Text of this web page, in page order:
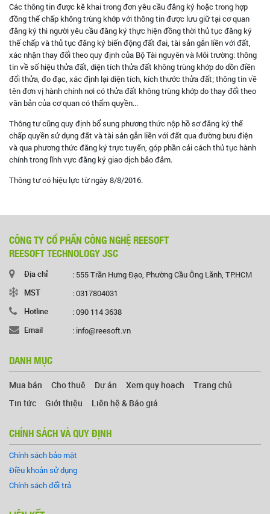
Các thông tin được kê khai trong đơn yêu cầu đăng ký hoặc trong hợp
đồng thế chấp không trùng khớp với thông tin được lưu giữ tại cơ quan
đăng ký thì người yêu cầu đăng ký thực hiện đồng thời thủ tục đăng ký
thế chấp và thủ tục đăng ký biến động đất đai, tài sản gắn liền với đất,
xác nhận thay đổi theo quy định của Bộ Tài nguyên và Môi trường: thông
tin về số hiệu thửa đất, diện tích thửa đất không trùng khớp do dồn điền
đổi thửa, đo đạc, xác định lại diện tích, kích thước thửa đất; thông tin về
tên đơn vị hành chính nơi có thửa đất không trùng khớp do thay đổi theo
văn bản của cơ quan có thẩm quyền...
Thông tư cũng quy định bổ sung phương thức nộp hồ sơ đăng ký thế
chấp quyền sử dụng đất và tài sản gắn liền với đất qua đường bưu điện
và qua phương thức đăng ký trực tuyến, góp phần cải cách thủ tục hành
chính trong lĩnh vực đăng ký giao dịch bảo đảm.
Thông tư có hiệu lực từ ngày 8/8/2016.
CÔNG TY CỔ PHẦN CÔNG NGHỆ REESOFT
REESOFT TECHNOLOGY JSC
Địa chỉ
: 555 Trần Hưng Đạo, Phường Cầu Ông Lãnh, TP.HCM
MST
: 0317804031
Hotline
: 090 114 3638
Email
: info@reesoft.vn
DANH MỤC
Mua bán Cho thuê Dự án Xem quy hoạch
Trang chủ
Tin tức
Giới thiệu Liên hệ & Báo giá
CHÍNH SÁCH VÀ QUY ĐỊNH
Chính sách bảo mật
Điều khoản sử dụng
Chính sách đổi trả